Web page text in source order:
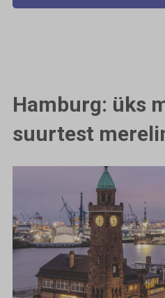
Hamburg: üks
suurtest